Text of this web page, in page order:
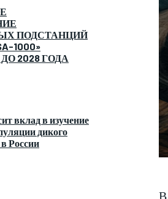
ПОДСТАНЦИЙ
1000»
2028 ГОДА
вклад в изучение
дикого
России
В